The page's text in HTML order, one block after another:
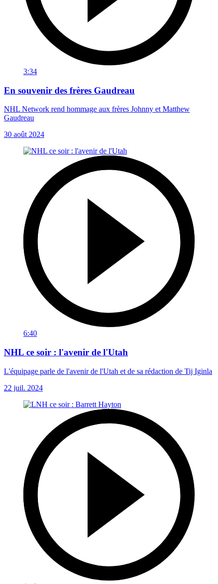
3:34
En souvenir des frères Gaudreau
NHL Network rend hommage aux frères Johnny et Matthew
Gaudreau
30 août 2024
6:40
NHL ce soir : l'avenir de l'Utah
L'équipage parle de l'avenir de l'Utah et de sa rédaction de Tij Iginla
22 juil. 2024